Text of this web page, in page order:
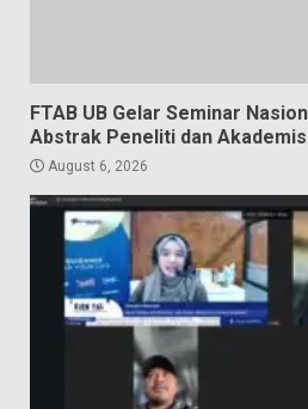
FTAB UB Gelar Seminar
Abstrak Peneliti dan
August 6, 2026